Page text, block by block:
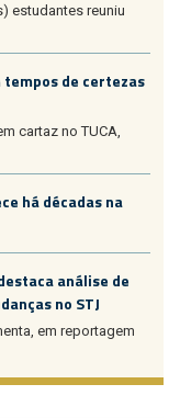
estudantes reuniu
tempos de certezas
cartaz no TUCA,
há décadas na
análise de
no STJ
em reportagem